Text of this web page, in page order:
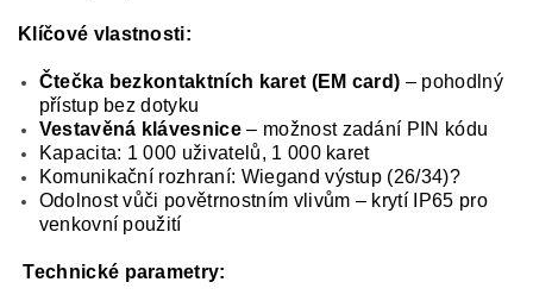
Klíčové vlastnosti:
Čtečka bezkontaktních karet (EM card) – pohodlný
přístup bez dotyku
Vestavěná klávesnice – možnost zadání PIN kódu
Kapacita: 1 000 uživatelů, 1 000 karet
Komunikační rozhraní: Wiegand výstup (26/34)?
Odolnost vůči povětrnostním vlivům – krytí IP65 pro
venkovní použití
Technické parametry: